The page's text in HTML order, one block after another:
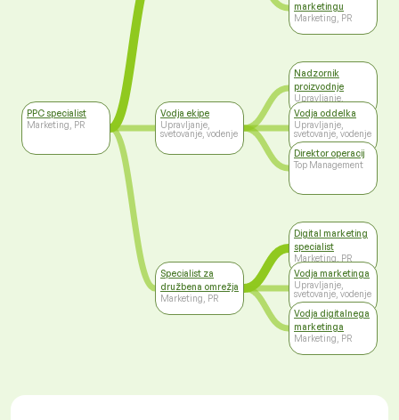
PPC specialist
Marketing, PR
Vodja ekipe
Upravljanje,
svetovanje, vodenje
Specialist za
družbena omrežja
Marketing, PR
marketingu
Marketing, PR
Nadzornik
proizvodnje
Upravljanje,
svetovanje, vodenje
Vodja oddelka
Upravljanje,
svetovanje, vodenje
Direktor operacij
Top Management
Digital marketing
specialist
Marketing, PR
Vodja marketinga
Upravljanje,
svetovanje, vodenje
Vodja digitalnega
marketinga
Marketing, PR